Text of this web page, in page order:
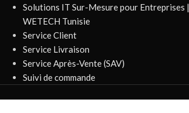
Solutions IT Sur-Mesure pour Entreprises |
WETECH Tunisie
Service Client
Service Livraison
Service Après-Vente (SAV)
Suivi de commande